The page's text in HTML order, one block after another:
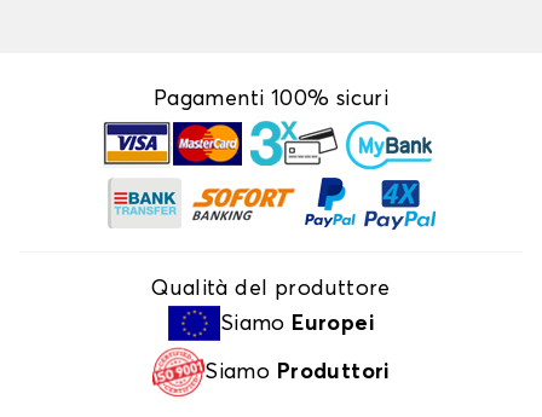
Pagamenti 100% sicuri
Qualità del produttore
Siamo Europei
Siamo Produttori